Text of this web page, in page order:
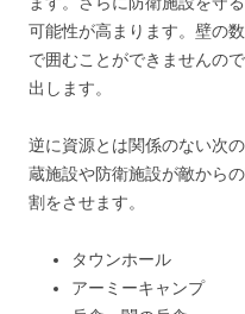
可能性が高まります。壁の
で囲むことができませんの
出します。
逆に資源とは関係のない次
蔵施設や防衛施設が敵から
割をさせます。
タウンホール
アーミーキャンプ